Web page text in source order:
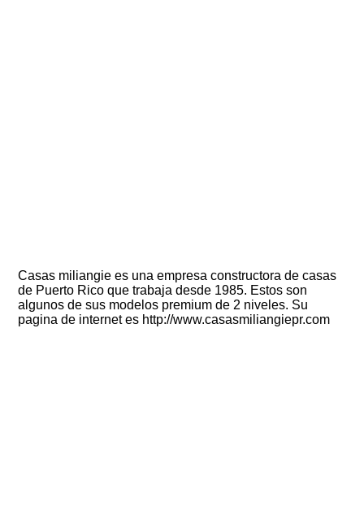
Casas miliangie es una empresa constructora de casas
de Puerto Rico que trabaja desde 1985. Estos son
algunos de sus modelos premium de 2 niveles. Su
pagina de internet es http://www.casasmiliangiepr.com